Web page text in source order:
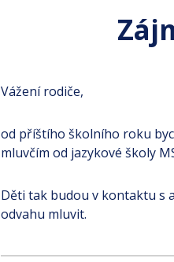
Vážení rodiče,
od příštího školního roku
mluvčím od jazykové školy
Děti tak budou v kontaktu s
odvahu mluvit.